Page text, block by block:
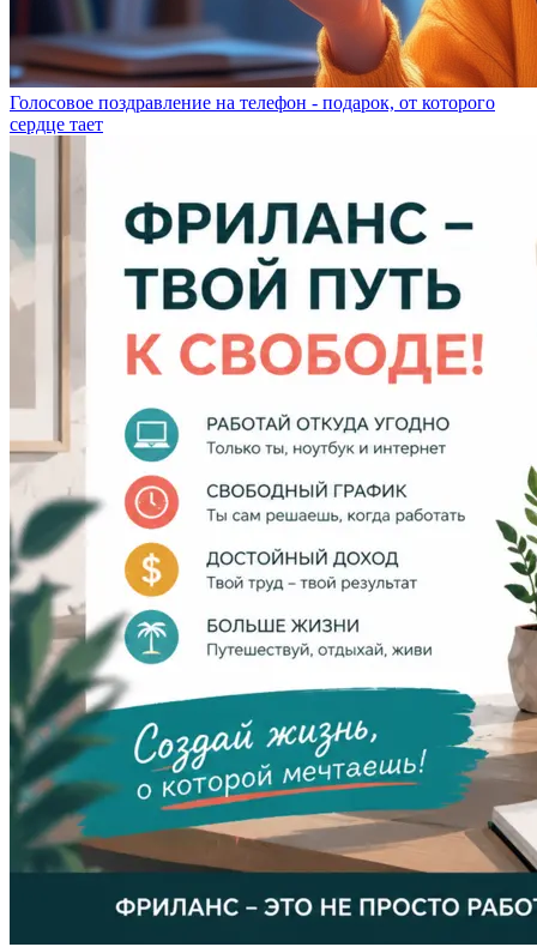
Голосовое поздравление на телефон - подарок, от которого
сердце тает